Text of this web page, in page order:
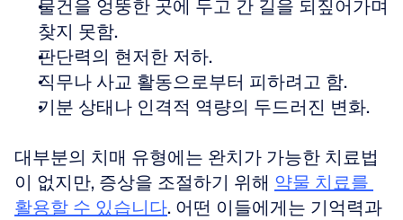
물건을 엉뚱한 곳에 두고 간 길을 되짚어가며
찾지 못함.
판단력의 현저한 저하.
직무나 사교 활동으로부터 피하려고 함.
기분 상태나 인격적 역량의 두드러진 변화.
대부분의 치매 유형에는 완치가 가능한 치료법
이 없지만, 증상을 조절하기 위해 약물 치료를
활용할 수 있습니다. 어떤 이들에게는 기억력과